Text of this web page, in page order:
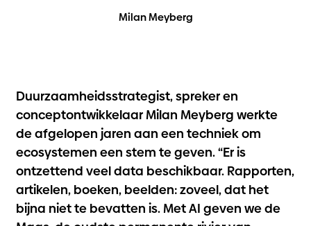
Milan Meyberg
Duurzaamheidsstrategist, spreker en
conceptontwikkelaar Milan Meyberg werkte
de afgelopen jaren aan een techniek om
ecosystemen een stem te geven. “Er is
ontzettend veel data beschikbaar. Rapporten,
artikelen, boeken, beelden: zoveel, dat het
bijna niet te bevatten is. Met AI geven we de